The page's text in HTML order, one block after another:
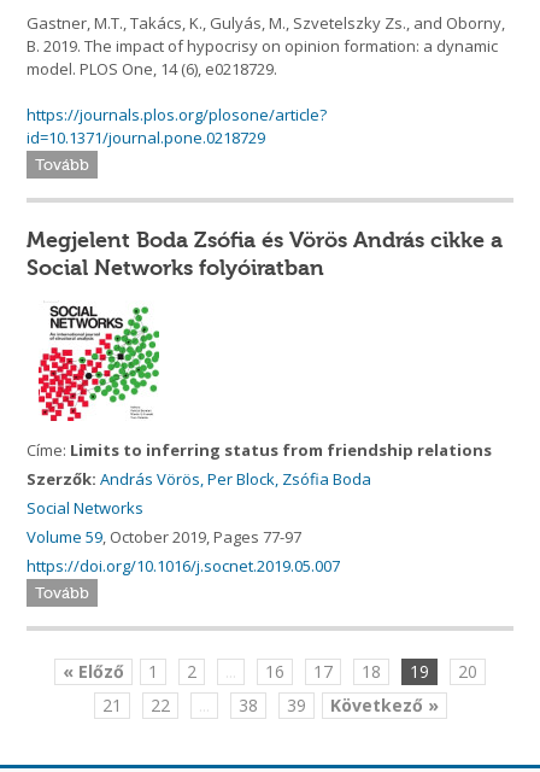
Gastner, M.T., Takács, K., Gulyás, M., Szvetelszky Zs., and Oborny,
B. 2019. The impact of hypocrisy on opinion formation: a dynamic
model. PLOS One, 14 (6), e0218729.
https://journals.plos.org/plosone/article?
id=10.1371/journal.pone.0218729
Tovább
Megjelent Boda Zsófia és Vörös András cikke a
Social Networks folyóiratban
Címe: Limits to inferring status from friendship relations
Szerzők:András Vörös,Per Block, Zsófia Boda
Social Networks
Volume 59, October 2019, Pages 77-97
https://doi.org/10.1016/j.socnet.2019.05.007
Tovább
« Előző 1 2 ... 16 17 18 19
20
21
22 ... 38 39 Következő »